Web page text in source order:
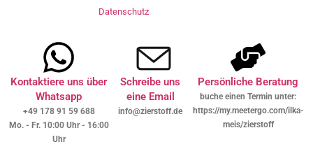
Datenschutz
Kontaktiere uns über
Whatsapp
+49 178 91 59 688
Mo. - Fr. 10:00 Uhr - 16:00
Uhr
Schreibe uns
eine Email
info@zierstoff.de
Persönliche Beratung
buche einen Termin unter:
https://my.meetergo.com/ilka-
meis/zierstoff